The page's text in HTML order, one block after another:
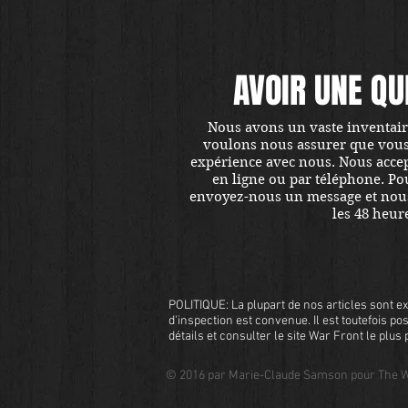
AVOIR UNE
Nous avons un vaste
voulons nous assurer que
expérience avec nous. Nous
en ligne ou par téléphone.
envoyez-nous un message et
les 48
POLITIQUE: La plupart de nos articles sont
d'inspection est convenue. Il est toutefois
détails et consulter le site War Front le plus
© 2016 par Marie-Claude Samson pour The